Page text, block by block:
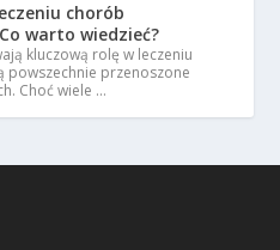
chorób
warto wiedzieć?
kluczową rolę w leczeniu
powszechnie przenoszone
Choć wiele …